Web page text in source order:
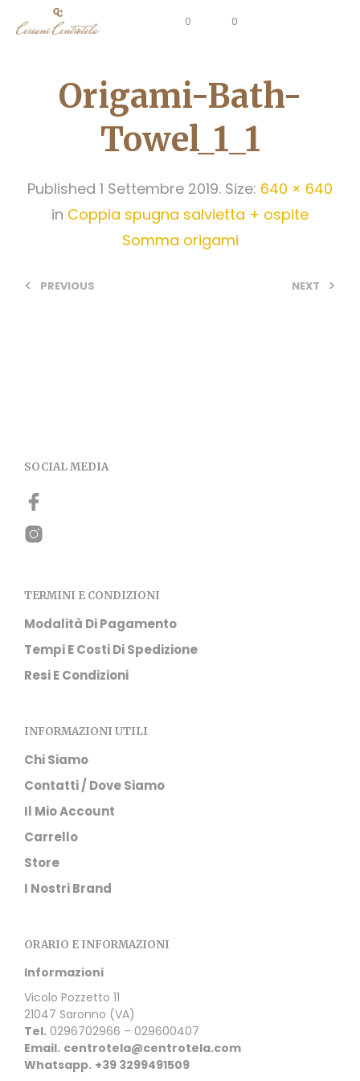
0 0
Origami-Bath-
Towel_1_1
Published 1 Settembre 2019. Size: 640 × 640
in Coppia spugna salvietta + ospite
Somma origami
< PREVIOUS NEXT >
SOCIAL MEDIA
TERMINI E CONDIZIONI
Modalità Di Pagamento
Tempi E Costi Di Spedizione
Resi E Condizioni
INFORMAZIONI UTILI
Chi Siamo
Contatti / Dove Siamo
Il Mio Account
Carrello
Store
I Nostri Brand
ORARIO E INFORMAZIONI
Informazioni
Vicolo Pozzetto 11
21047 Saronno (VA)
Tel. 0296702966 – 029600407
Email. centrotela@centrotela.com
Whatsapp. +39 3299491509